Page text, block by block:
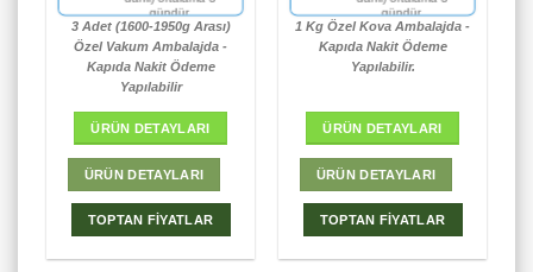
gündür.
3 Adet (1600-1950g Arası)
Özel Vakum Ambalajda -
Kapıda Nakit Ödeme
Yapılabilir
ÜRÜN DETAYLARI
ÜRÜN DETAYLARI
TOPTAN FİYATLAR
gündür.
1 Kg Özel Kova Ambalajda -
Kapıda Nakit Ödeme
Yapılabilir.
ÜRÜN DETAYLARI
ÜRÜN DETAYLARI
TOPTAN FİYATLAR